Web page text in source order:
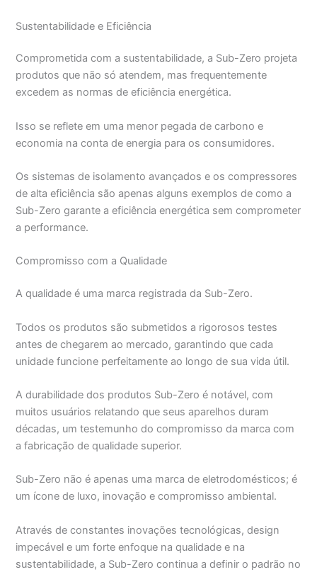
Sustentabilidade e Eficiência
Comprometida com a sustentabilidade, a Sub-Zero projeta
produtos que não só atendem, mas frequentemente
excedem as normas de eficiência energética.
Isso se reflete em uma menor pegada de carbono e
economia na conta de energia para os consumidores.
Os sistemas de isolamento avançados e os compressores
de alta eficiência são apenas alguns exemplos de como a
Sub-Zero garante a eficiência energética sem comprometer
a performance.
Compromisso com a Qualidade
A qualidade é uma marca registrada da Sub-Zero.
Todos os produtos são submetidos a rigorosos testes
antes de chegarem ao mercado, garantindo que cada
unidade funcione perfeitamente ao longo de sua vida útil.
A durabilidade dos produtos Sub-Zero é notável, com
muitos usuários relatando que seus aparelhos duram
décadas, um testemunho do compromisso da marca com
a fabricação de qualidade superior.
Sub-Zero não é apenas uma marca de eletrodomésticos; é
um ícone de luxo, inovação e compromisso ambiental.
Através de constantes inovações tecnológicas, design
impecável e um forte enfoque na qualidade e na
sustentabilidade, a Sub-Zero continua a definir o padrão no